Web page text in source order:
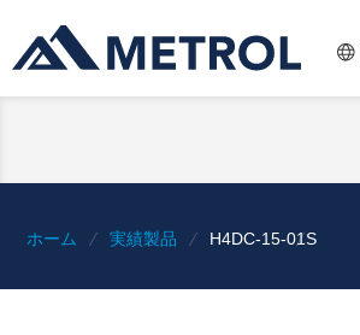
ホーム 実績製品 H4DC-15-01S